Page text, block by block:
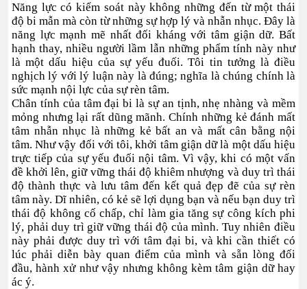
Năng lực có kiểm soát này không những đến từ một thái
độ bi mẫn mà còn từ những sự hợp lý và nhẫn nhục. Đây là
năng lực mạnh mẽ nhất đối kháng với tâm giận dữ. Bất
hạnh thay, nhiều người lầm lẫn những phẩm tính này như
là một dấu hiệu của sự yếu đuối. Tôi tin tưởng là điều
nghịch lý với lý luận này là đúng; nghĩa là chúng chính là
sức mạnh nội lực của sự rèn tâm.
Chân tính của tâm đại bi là sự an tịnh, nhẹ nhàng và mềm
mỏng nhưng lại rất dũng mãnh. Chính những kẻ đánh mất
tâm nhẫn nhục là những kẻ bất an và mất cân bằng nội
tâm. Như vậy đối với tôi, khởi tâm giận dữ là một dấu hiệu
trực tiếp của sự yếu đuối nội tâm. Vì vậy, khi có một vấn
đề khởi lên, giữ vững thái độ khiêm nhượng và duy trì thái
độ thành thực và lưu tâm đến kết quả đẹp đẽ của sự rèn
tâm này. Dĩ nhiên, có kẻ sẽ lợi dụng bạn và nếu bạn duy trì
thái độ không cố chấp, chỉ làm gia tăng sự công kích phi
lý, phải duy trì giữ vững thái độ của mình. Tuy nhiên điều
này phải được duy trì với tâm đại bi, và khi cần thiết có
lúc phải diễn bày quan điểm của mình và sẵn lòng đối
đầu, hành xử như vậy nhưng không kèm tâm giận dữ hay
ác ý.